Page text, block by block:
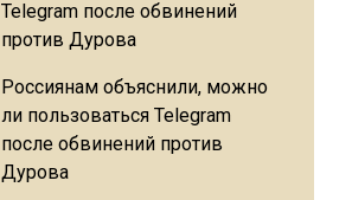
Россиянам объяснили, можно
ли пользоваться Telegram
после обвинений против
Дурова